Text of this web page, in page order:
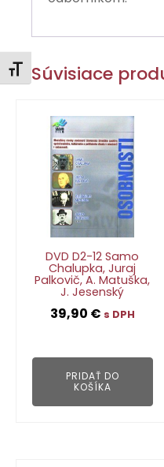
Zmeniť veľkosť písma
Súvisiace
DVD D2-12 Samo
Chalupka, Juraj
Palkovič, A. Matuška,
J. Jesenský
39,90 € s DPH
PRIDAŤ DO
KOŠÍKA